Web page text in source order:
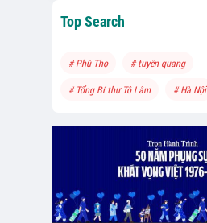
Top Search
# Phú Thọ # tuyên quang
# Tổng Bí thư Tô Lâm # Hà Nội